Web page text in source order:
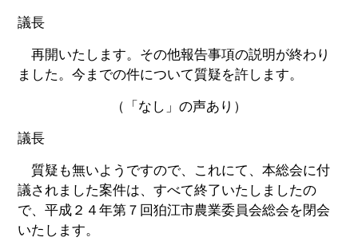
議長
再開いたします。その他報告事項の説明が終わり
ました。今までの件について質疑を許します。
（「なし」の声あり）
議長
質疑も無いようですので、これにて、本総会に付
議されました案件は、すべて終了いたしましたの
で、平成２４年第７回狛江市農業委員会総会を閉会
いたします。